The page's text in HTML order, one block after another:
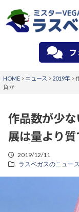
HOME> ニュース > 2019年 >
負か
作品数が少
展は量より
2019/12/11
ラスベガスのニュース